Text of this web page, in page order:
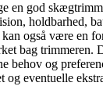
en god
holdbarhed,
også være en
bag trimmeren.
behov og
og eventuelle